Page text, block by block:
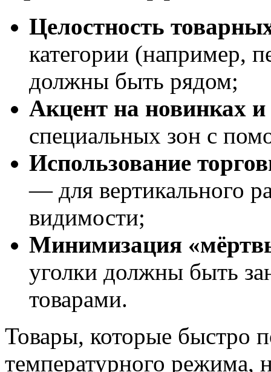
Целостность
категории (например,
должны быть рядом;
Акцент на новинках
специальных зон с
Использование
— для вертикального
видимости;
Минимизация
уголки должны быть
товарами.
Товары, которые быстро
температурного режима,